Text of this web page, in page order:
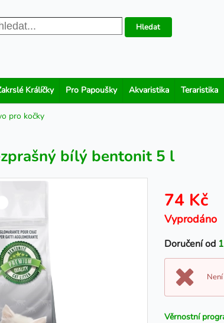
Hledat
Králíčky Pro Papoušky Akvaristika Teraristika
pro kočky
bílý bentonit 5 l
74 Kč
Vyprodáno
Doručení od
Věrnostní